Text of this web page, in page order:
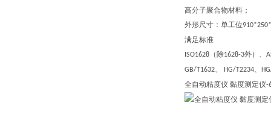
高分子聚合物材料；
外形尺寸：单工位
满足标准
ISO1628 （除1628-3外）、
GB/T1632、 HG/T2234、
全自动粘度仪 黏度测定仪-